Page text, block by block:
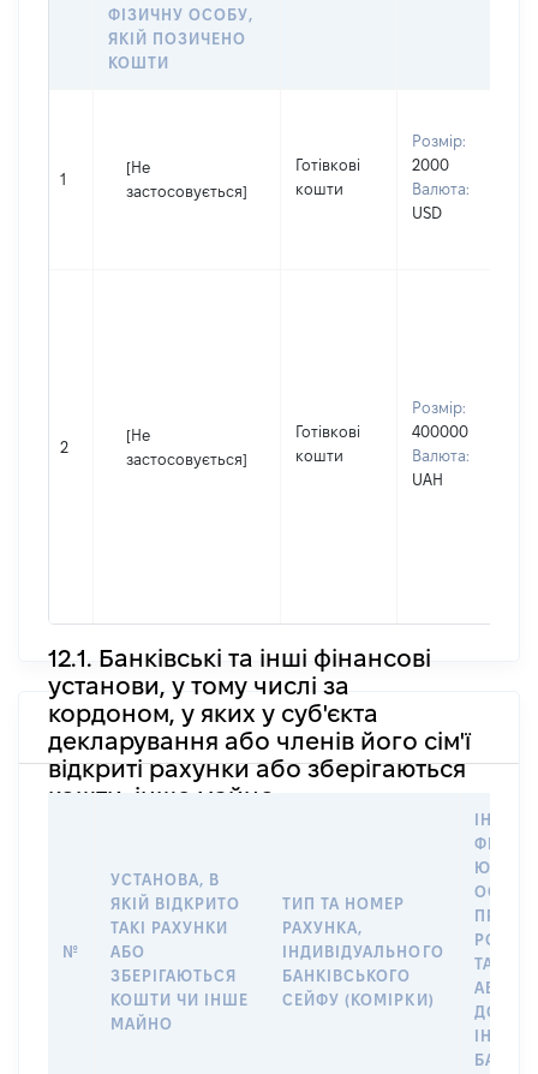
ФІЗИЧНУ ОСОБУ,
ЯКІЙ ПОЗИЧЕНО
КОШТИ
1
[Не
застосовується]
Готівкові
кошти
Розмір:
2000
Валюта:
USD
2
[Не
застосовується]
Готівкові
кошти
Розмір:
400000
Валюта:
UAH
12.1. Банківські та інші фінансові
установи, у тому числі за
кордоном, у яких у суб'єкта
декларування або членів його сім'ї
відкриті рахунки або зберігаються
кошти, інше майно
№
УСТАНОВА, В
ЯКІЙ ВІДКРИТО
ТАКІ РАХУНКИ
АБО
ЗБЕРІГАЮТЬСЯ
КОШТИ ЧИ ІНШЕ
МАЙНО
ТИП ТА НОМЕР
РАХУНКА,
ІНДИВІДУАЛЬНОГО
БАНКІВСЬКОГО
СЕЙФУ (КОМІРКИ)
ПРАВО
ТАКИМ
АБО
ДО